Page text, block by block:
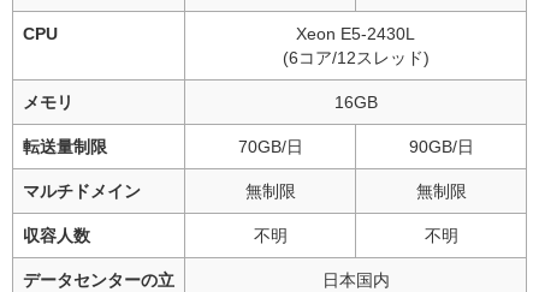
CPU
Xeon E5-2430L
(6コア/12スレッド)
メモリ 16GB
転送量制限 70GB/日 90GB/日
マルチドメイン 無制限 無制限
収容人数 不明 不明
データセンターの立
日本国内